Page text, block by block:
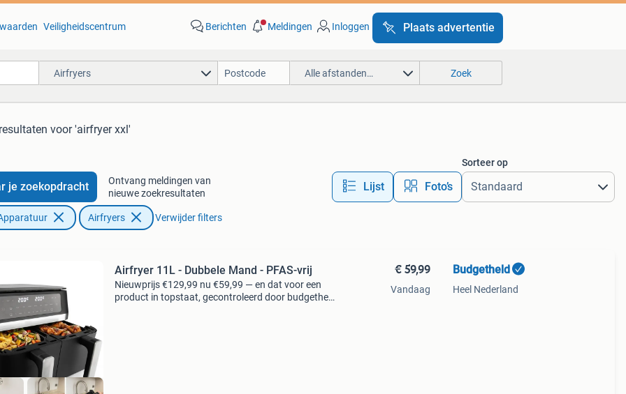
Veiligheidscentrum Berichten Meldingen Inloggen Plaats advertentie
Airfryers Alle afstanden… Zoek
voor 'airfryer xxl'
je zoekopdracht
Ontvang meldingen van
nieuwe zoekresultaten
Lijst Foto’s
Sorteer op
Airfryers Verwijder filters
Airfryer 11L - Dubbele Mand - PFAS-vrij
Nieuwprijs €129,99 nu €59,99 — en dat voor een
product in topstaat, gecontroleerd door budgetheld
€ 59,99
Vandaag
Budgetheld
Heel Nederland